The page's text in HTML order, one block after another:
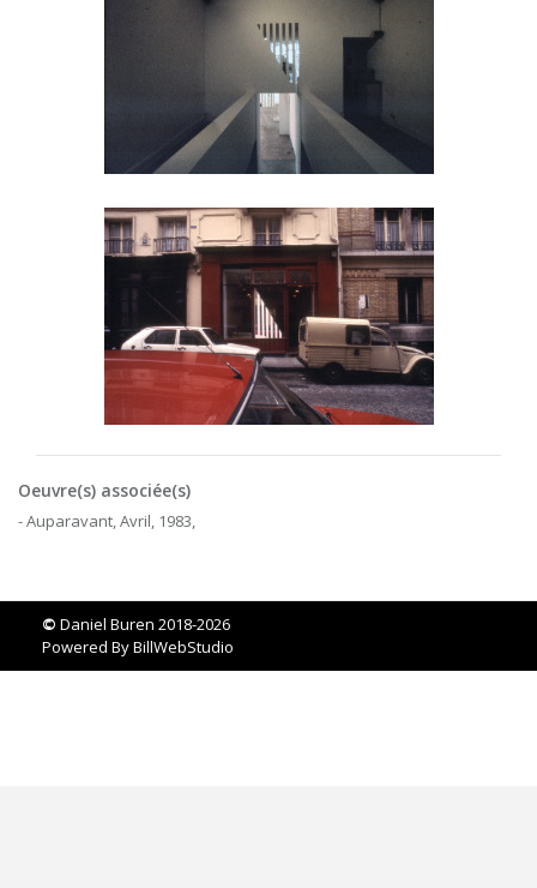
Oeuvre(s) associée(s)
- Auparavant, Avril, 1983,
© Daniel Buren 2018-2026
Powered ByBillWebStudio